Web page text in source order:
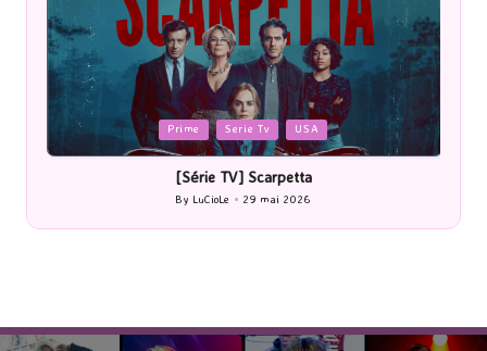
Posted
in
Cinéma
[Cinéma] Les Rayons et des ombres
Posted
by
ByLuCioLe 27 mai 2026